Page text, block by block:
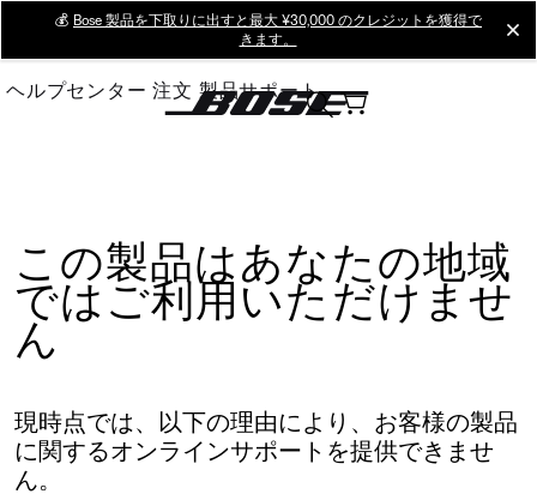
Main
💰 Bose 製品を下取りに出すと最大 ¥30,000 のクレジットを獲得で
きます。
ヘルプセンター 注文 製品サポート
この製品はあなたの地域
ではご利用いただけませ
ん
現時点では、以下の理由により、お客様の製品
に関するオンラインサポートを提供できませ
ん。